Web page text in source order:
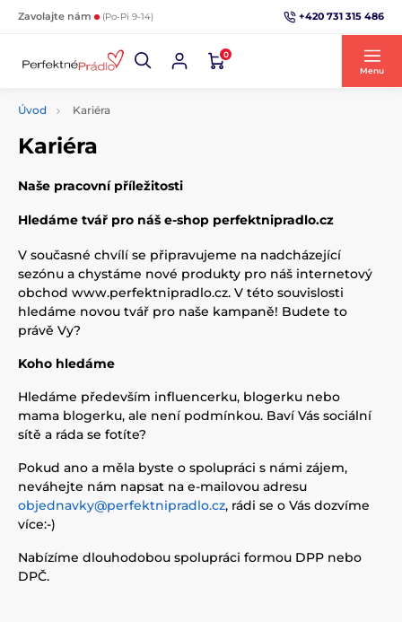
Zavolajte nám (Po-Pi 9-14) +420 731 315 486
0
Menu
Úvod Kariéra
Kariéra
Naše pracovní příležitosti
Hledáme tvář pro náš e-shop perfektnipradlo.cz
V současné chvílí se připravujeme na nadcházející
sezónu a chystáme nové produkty pro náš internetový
obchod www.perfektnipradlo.cz. V této souvislosti
hledáme novou tvář pro naše kampaně! Budete to
právě Vy?
Koho hledáme
Hledáme především influencerku, blogerku nebo
mama blogerku, ale není podmínkou. Baví Vás sociální
sítě a ráda se fotíte?
Pokud ano a měla byste o spolupráci s námi zájem,
neváhejte nám napsat na e-mailovou adresu
objednavky@perfektnipradlo.cz, rádi se o Vás dozvíme
více:-)
Nabízíme dlouhodobou spolupráci formou DPP nebo
DPČ.